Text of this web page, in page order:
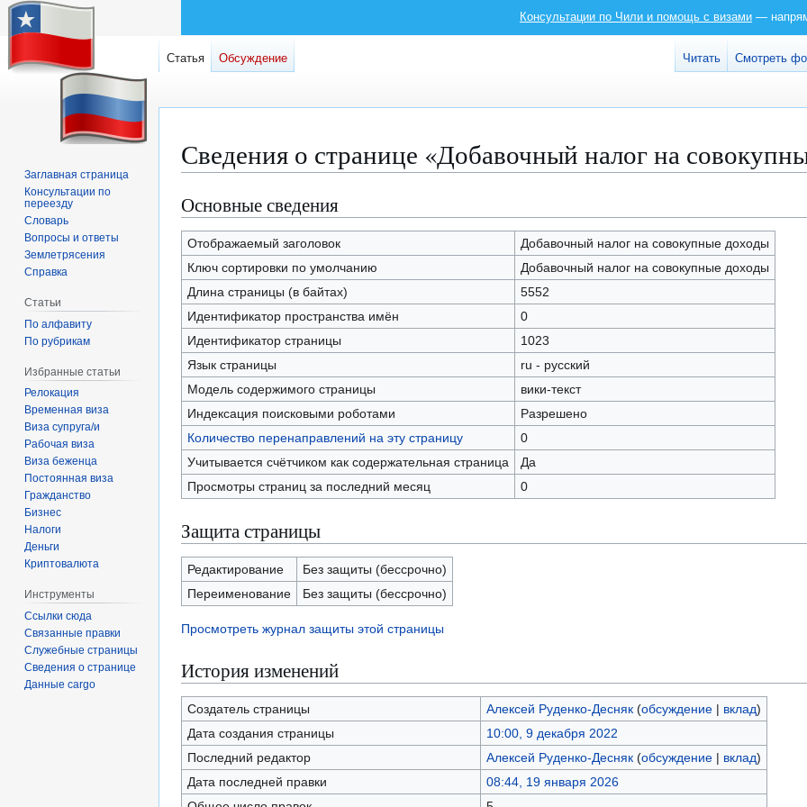
Консультации по Чили и помощь с визами —
Сведения о странице «Добавочный налог на
Перейти
к
навигации
Перейти
к
поиску
Основные сведения
Отображаемый заголовок
Добавочный налог на совокупные доходы
Ключ сортировки по умолчанию
Добавочный налог на совокупные доходы
Длина страницы (в байтах)
5552
Идентификатор пространства имён
0
Идентификатор страницы
1023
Язык страницы
ru - русский
Модель содержимого страницы
вики-текст
Индексация поисковыми роботами
Разрешено
Количество перенаправлений на эту страницу
0
Учитывается счётчиком как содержательная страница
Да
Просмотры страниц за последний месяц
0
Защита страницы
Редактирование
Без защиты (бессрочно)
Переименование
Без защиты (бессрочно)
Просмотреть журнал защиты этой страницы
История изменений
Создатель страницы Алексей Руденко-Десняк (обсуждение| вклад)
Дата создания страницы
10:00, 9 декабря 2022
Последний редактор
Алексей Руденко-Десняк (обсуждение| вклад)
Дата последней правки
08:44, 19 января 2026
Статья Обсуждение Читать Смотреть
Заглавная страница
Консультации по
переезду
Словарь
Вопросы и ответы
Землетрясения
Справка
Статьи
По алфавиту
По рубрикам
Избранные статьи
Релокация
Временная виза
Виза супруга/и
Рабочая виза
Виза беженца
Постоянная виза
Гражданство
Бизнес
Налоги
Деньги
Криптовалюта
Инструменты
Ссылки сюда
Связанные правки
Служебные страницы
Сведения о странице
Данные cargo